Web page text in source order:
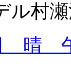
ル村
晴